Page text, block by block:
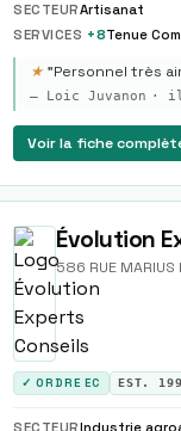
SECTEURArtisanat
SERVICES +8
★ "Personnel très
— Loic Juvanon · il
Voir la fiche
Évolution
586 RUE MARIUS
✓ ORDRE EC EST.
SECTEURIndustrie